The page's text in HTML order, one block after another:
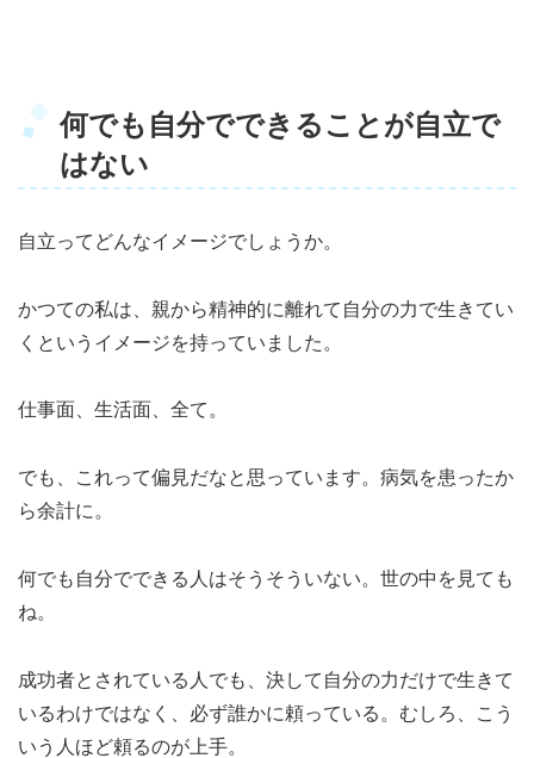
何でも自分でできることが自立で
はない
自立ってどんなイメージでしょうか。
かつての私は、親から精神的に離れて自分の力で生きてい
くというイメージを持っていました。
仕事面、生活面、全て。
でも、これって偏見だなと思っています。病気を患ったか
ら余計に。
何でも自分でできる人はそうそういない。世の中を見ても
ね。
成功者とされている人でも、決して自分の力だけで生きて
いるわけではなく、必ず誰かに頼っている。むしろ、こう
いう人ほど頼るのが上手。